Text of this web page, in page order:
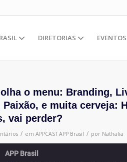
DIRETORIAS EVENTOS
o menu: Branding,
e muita cerveja:
vai perder?
/ em APPCAST APP Brasil / por Nathalia
APP Brasil